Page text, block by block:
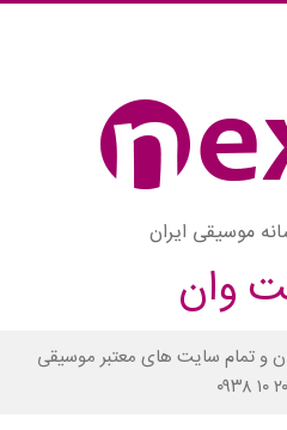
موسیقی ایران
وان
تمام سایت های معتبر موسیقی
۲۰ ۶۹۲